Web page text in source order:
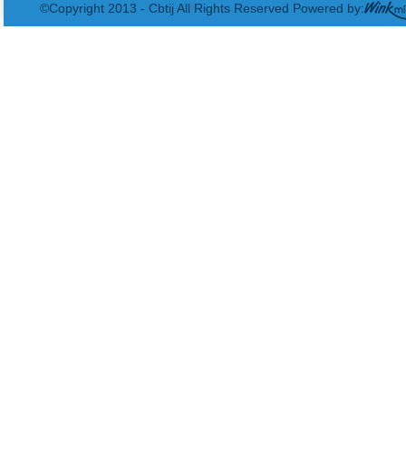
©Copyright 2013 - Cbtij All Rights Reserved Powered by: